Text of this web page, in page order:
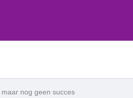
nog geen succes